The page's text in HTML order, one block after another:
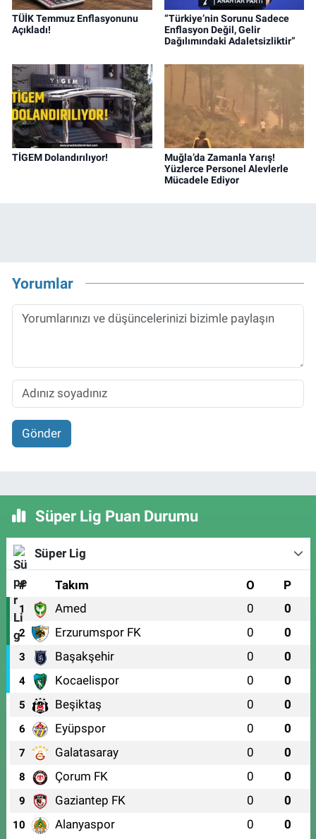
TÜİK Temmuz Enflasyonunu
Açıkladı!
“Türkiye’nin Sorunu Sadece
Enflasyon Değil, Gelir
Dağılımındaki Adaletsizliktir”
TİGEM Dolandırılıyor!
Muğla’da Zamanla Yarış!
Yüzlerce Personel Alevlerle
Mücadele Ediyor
Yorumlar
Gönder
Süper Lig Puan Durumu
Süper Lig
# Takım O P
1 Amed 0 0
2 Erzurumspor FK 0 0
3 Başakşehir 0 0
4 Kocaelispor 0 0
5 Beşiktaş 0 0
6 Eyüpspor 0 0
7 Galatasaray 0 0
8 Çorum FK 0 0
9 Gaziantep FK 0 0
10 Alanyaspor 0 0